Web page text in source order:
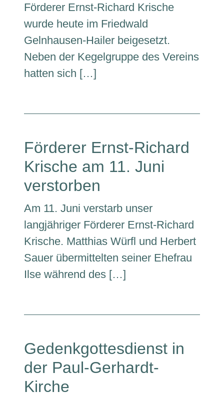
Förderer Ernst-Richard Krische
wurde heute im Friedwald
Gelnhausen-Hailer beigesetzt.
Neben der Kegelgruppe des Vereins
hatten sich […]
Förderer Ernst-Richard
Krische am 11. Juni
verstorben
Am 11. Juni verstarb unser
langjähriger Förderer Ernst-Richard
Krische. Matthias Würfl und Herbert
Sauer übermittelten seiner Ehefrau
Ilse während des […]
Gedenkgottesdienst in
der Paul-Gerhardt-
Kirche